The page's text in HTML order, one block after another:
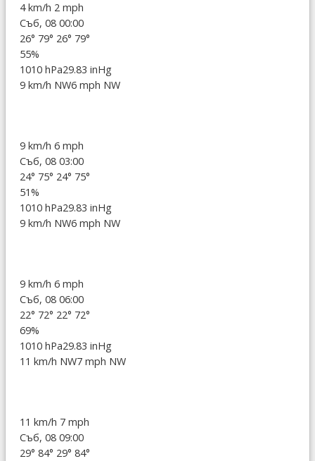
4 km/h 2 mph
Съб, 08 00:00
26° 79° 26° 79°
55%
1010 hPa29.83 inHg
9 km/h NW6 mph NW
9 km/h 6 mph
Съб, 08 03:00
24° 75° 24° 75°
51%
1010 hPa29.83 inHg
9 km/h NW6 mph NW
9 km/h 6 mph
Съб, 08 06:00
22° 72° 22° 72°
69%
1010 hPa29.83 inHg
11 km/h NW7 mph NW
11 km/h 7 mph
Съб, 08 09:00
29° 84° 29° 84°